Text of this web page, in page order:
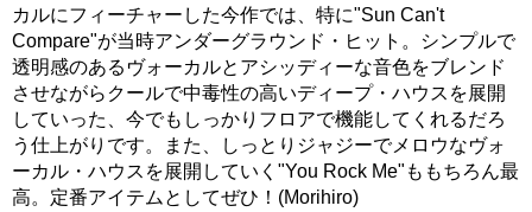
カルにフィーチャーした今作では、特に"Sun Can't
Compare"が当時アンダーグラウンド・ヒット。シンプルで
透明感のあるヴォーカルとアシッディーな音色をブレンド
させながらクールで中毒性の高いディープ・ハウスを展開
していった、今でもしっかりフロアで機能してくれるだろ
う仕上がりです。また、しっとりジャジーでメロウなヴォ
ーカル・ハウスを展開していく"You Rock Me"ももちろん最
高。定番アイテムとしてぜひ！(Morihiro)